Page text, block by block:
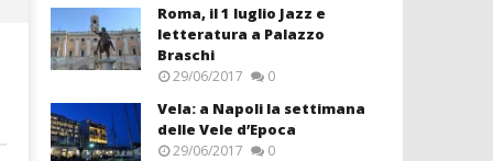
Roma, il 1 luglio Jazz e
letteratura a Palazzo
Braschi
29/06/2017 0
Vela: a Napoli la settimana
delle Vele d’Epoca
29/06/2017 0